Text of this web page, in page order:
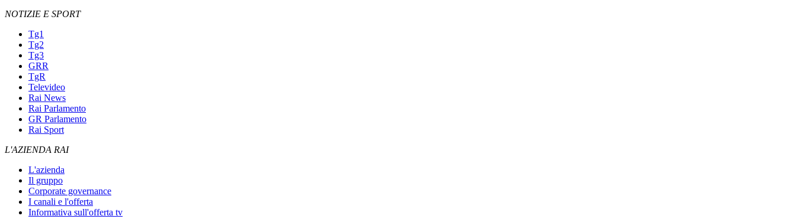
NOTIZIE E SPORT
Tg1
Tg2
Tg3
GRR
TgR
Televideo
Rai News
Rai Parlamento
GR Parlamento
Rai Sport
L'AZIENDA RAI
L'azienda
Il gruppo
Corporate governance
I canali e l'offerta
Informativa sull'offerta tv